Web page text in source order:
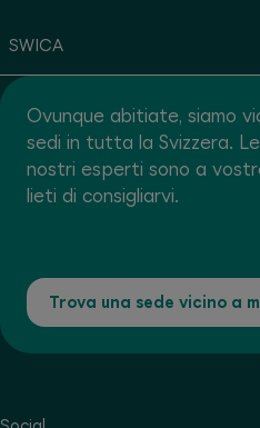
SWICA
Ovunque abitiate, siamo
sedi in tutta la Svizzera.
nostri esperti sono a
lieti di consigliarvi.
Trova una sede vicino a